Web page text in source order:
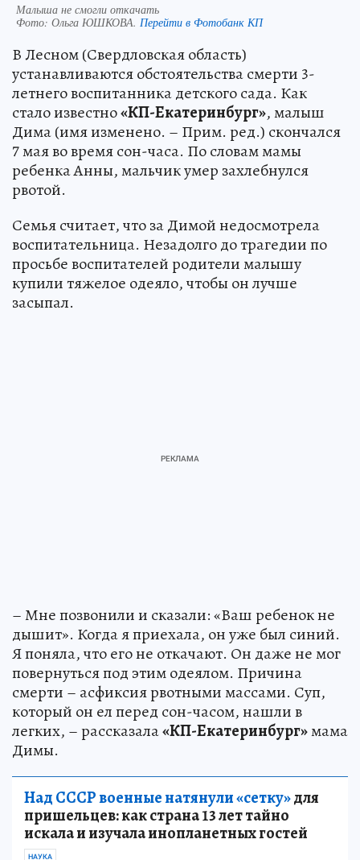
Малыша не смогли откачать
Фото: Ольга ЮШКОВА. Перейти в Фотобанк КП
В Лесном (Свердловская область)
устанавливаются обстоятельства смерти 3-
летнего воспитанника детского сада. Как
стало известно«КП-Екатеринбург», малыш
Дима (имя изменено. – Прим. ред.) скончался
7 мая во время сон-часа. По словам мамы
ребенка Анны, мальчик умер захлебнулся
рвотой.
Семья считает, что за Димой недосмотрела
воспитательница. Незадолго до трагедии по
просьбе воспитателей родители малышу
купили тяжелое одеяло, чтобы он лучше
засыпал.
– Мне позвонили и сказали: «Ваш ребенок не
дышит». Когда я приехала, он уже был синий.
Я поняла, что его не откачают. Он даже не мог
повернуться под этим одеялом. Причина
смерти – асфиксия рвотными массами. Суп,
который он ел перед сон-часом, нашли в
легких, – рассказала«КП-Екатеринбург»мама
Димы.
Над СССР военные натянули «сетку»для
пришельцев: как страна 13 лет тайно
искала и изучала инопланетных гостей
НАУКА